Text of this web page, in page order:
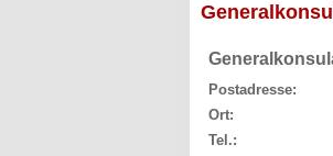
Postadresse:
Ort:
Tel.: